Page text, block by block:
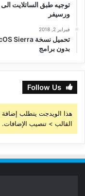
توجيه طبق الساتلايت
ورسيفر
فبراير 2, 2018
بدون برامج
Follow Us
هذا الويدجت يتطلب إضافة
القالب > تنصيب الإضافات.